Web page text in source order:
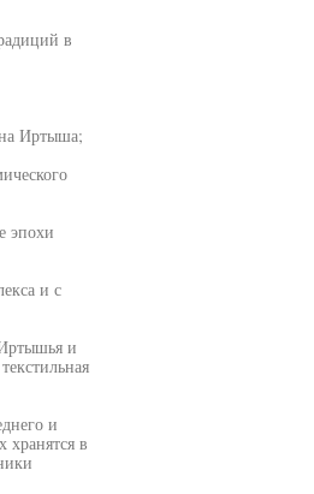
в
Иртыша;
эпохи
и с
и
и
в